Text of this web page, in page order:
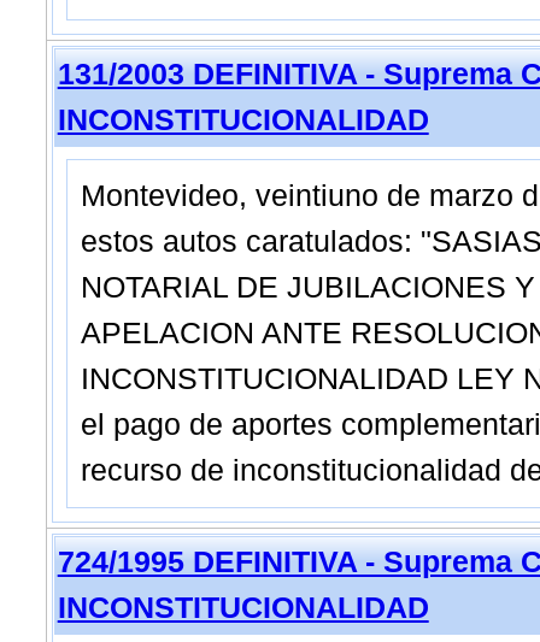
131/2003 DEFINITIVA - Suprema
INCONSTITUCIONALIDAD
Montevideo, veintiuno de marzo
estos autos caratulados:
NOTARIAL DE JUBILACIONES
APELACION ANTE
INCONSTITUCIONALIDAD LEY
el pago de aportes
recurso de inconstitucionalidad
724/1995 DEFINITIVA - Suprema
INCONSTITUCIONALIDAD